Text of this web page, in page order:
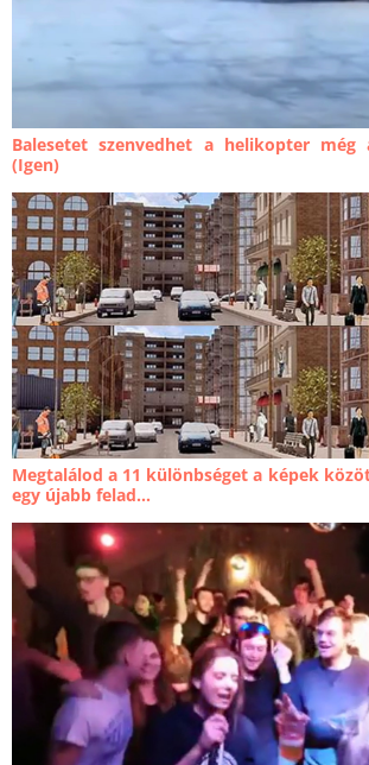
Balesetet szenvedhet a helikopter még
(Igen)
Megtalálod a 11 különbséget a képek
egy újabb felad...